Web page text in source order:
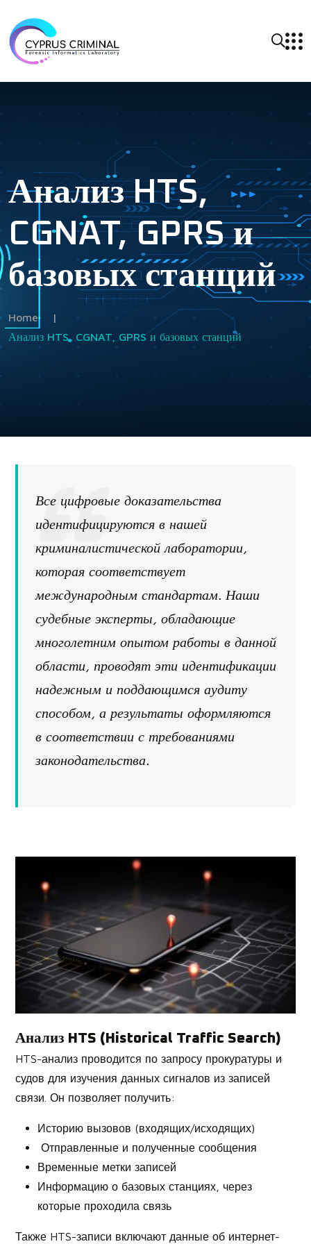
Анализ HTS,
CGNAT, GPRS и
базовых станций
Home
|
Анализ HTS, CGNAT, GPRS и базовых станций
Все цифровые доказательства
идентифицируются в нашей
криминалистической лаборатории,
которая соответствует
международным стандартам. Наши
судебные эксперты, обладающие
многолетним опытом работы в данной
области, проводят эти идентификации
надежным и поддающимся аудиту
способом, а результаты оформляются
в соответствии с требованиями
законодательства.
Анализ HTS (Historical Traffic Search)
HTS-анализ проводится по запросу прокуратуры и
судов для изучения данных сигналов из записей
связи. Он позволяет получить:
Историю вызовов (входящих/исходящих)
Отправленные и полученные сообщения
Временные метки записей
Информацию о базовых станциях, через
которые проходила связь
Также HTS-записи включают данные об интернет-